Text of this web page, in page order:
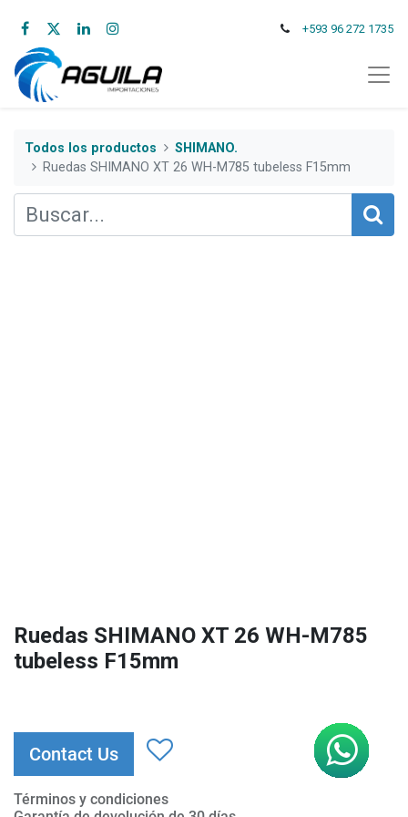
+593 96 272 1735
Todos los productos
SHIMANO.
Ruedas SHIMANO XT 26 WH-M785 tubeless F15mm
Ruedas SHIMANO XT 26 WH-M785
tubeless F15mm
Contact Us
Términos y condiciones